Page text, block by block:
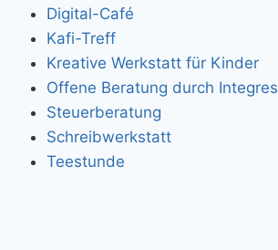
Digital-Café
Kafi-Treff
Kreative Werkstatt für Kinder
Offene Beratung durch Integres
Steuerberatung
Schreibwerkstatt
Teestunde